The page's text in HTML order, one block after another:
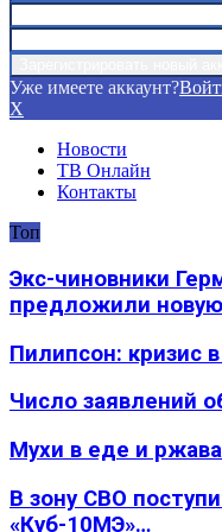
Уже имеете аккаунт?
X
Новости
ТВ Онлайн
Контакты
Топ
Экс-чиновники
предложили
Пилипсон: кризис
Число заявлений
Мухи в еде и
В зону СВО
«Куб-10МЭ»…